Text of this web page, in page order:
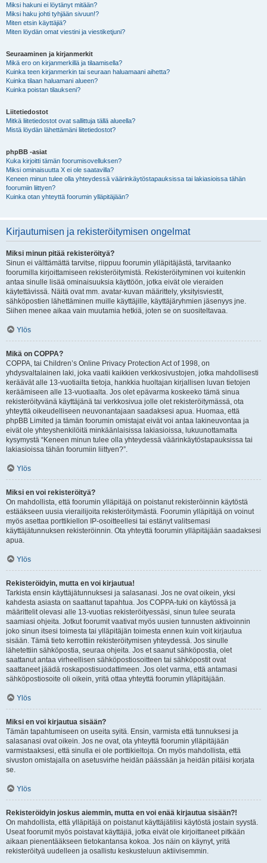
Miksi hakuni ei löytänyt mitään?
Miksi haku johti tyhjään sivuun!?
Miten etsin käyttäjiä?
Miten löydän omat viestini ja viestiketjuni?
Seuraaminen ja kirjanmerkit
Mikä ero on kirjanmerkillä ja tilaamisella?
Kuinka teen kirjanmerkin tai seuraan haluamaani aihetta?
Kuinka tilaan haluamani alueen?
Kuinka poistan tilaukseni?
Liitetiedostot
Mitkä liitetiedostot ovat sallittuja tällä alueella?
Mistä löydän lähettämäni liitetiedostot?
phpBB -asiat
Kuka kirjoitti tämän foorumisovelluksen?
Miksi ominaisuutta X ei ole saatavilla?
Keneen minun tulee olla yhteydessä väärinkäytöstapauksissa tai lakiasioissa tähän
foorumiin liittyen?
Kuinka otan yhteyttä foorumin ylläpitäjään?
Kirjautumisen ja rekisteröitymisen ongelmat
Miksi minun pitää rekisteröityä?
Sinun ei välttämättä tarvitse, riippuu foorumin ylläpitäjästä, tarvitaanko
foorumilla kirjoittamiseen rekisteröitymistä. Rekisteröityminen voi kuitenkin
antaa sinulle lisää ominaisuuksia käyttöön, jotka eivät ole vieraiden
käytettävissä. Näitä ovat mm. avatar-kuvan määrittely, yksityisviestit,
sähköpostien lähettäminen muille käyttäjille, käyttäjäryhmien jäsenyys jne.
Siihen menee aikaa vain muutamia hetkiä, joten se on suositeltavaa.
Ylös
Mikä on COPPA?
COPPA, tai Children’s Online Privacy Protection Act of 1998, on
yhdysvaltalainen laki, joka vaatii kaikkien verkkosivustojen, jotka mahdollisesti
keräävät alle 13-vuotiailta tietoja, hankkia huoltajan kirjallisen luvan tietojen
keräämiseen alle 13-vuotiaalta. Jos olet epävarma koskeeko tämä sinua
rekisteröityvänä käyttäjänä tai verkkosivua jolle olet rekisteröitymässä, ota
yhteyttä oikeudelliseen neuvonantajaan saadaksesi apua. Huomaa, että
phpBB Limited ja tämän foorumin omistajat eivät voi antaa lakineuvontaa ja
eivät ole yhteyshenkilöitä minkäänlaisissa lakiasioissa, lukuunottamatta
kysymystä “Keneen minun tulee olla yhteydessä väärinkäytöstapauksissa tai
lakiasioissa tähän foorumiin liittyen?”.
Ylös
Miksi en voi rekisteröityä?
On mahdollista, että foorumin ylläpitäjä on poistanut rekisteröinnin käytöstä
estääkseen uusia vierailijoita rekisteröitymästä. Foorumin ylläpitäjä on voinut
myös asettaa porttikiellon IP-osoitteellesi tai estänyt valitsemasi
käyttäjätunnuksen rekisteröinnin. Ota yhteyttä foorumin ylläpitäjään saadaksesi
apua.
Ylös
Rekisteröidyin, mutta en voi kirjautua!
Tarkista ensin käyttäjätunnuksesi ja salasanasi. Jos ne ovat oikein, yksi
kahdesta asiasta on saattanut tapahtua. Jos COPPA-tuki on käytössä ja
määrittelit olevasi alle 13-vuotias rekisteröityessäsi, sinun tulee seurata
saamiasi ohjeita. Jotkut foorumit vaativat myös uusien tunnusten aktivoinnin
joko sinun itsesi toimesta tai ylläpitäjän toimesta ennen kuin voit kirjautua
sisään. Tämä tieto kerrottiin rekisteröitymisen yhteydessä. Jos sinulle
lähetettiin sähköpostia, seuraa ohjeita. Jos et saanut sähköpostia, olet
saattanut antaa virheellisen sähköpostiosoitteen tai sähköpostit ovat
saattaneet jäädä roskapostisuodattimeen. Jos olet varma, että antamasi
sähköpostiosoite oli oikein, yritä ottaa yhteyttä foorumin ylläpitäjään.
Ylös
Miksi en voi kirjautua sisään?
Tämän tapahtumiseen on useita syitä. Ensin, varmista että tunnuksesi ja
salasanasi ovat oikein. Jos ne ovat, ota yhteyttä foorumin ylläpitäjään
varmistaaksesi, että sinulla ei ole porttikieltoja. On myös mahdollista, että
sivuston omistajalla on asetusvirhe heidän päässään ja heidän pitäisi korjata
se.
Ylös
Rekisteröidyin joskus aiemmin, mutta en voi enää kirjautua sisään?!
On mahdollista, että ylläpitäjä on poistanut käyttäjätilisi käytöstä jostain syystä.
Useat foorumit myös poistavat käyttäjiä, jotka eivät ole kirjoittaneet pitkään
aikaan pienentääkseen tietokantansa kokoa. Jos näin on käynyt, yritä
rekisteröityä uudelleen ja osallistu keskusteluun aktiivisemmin.